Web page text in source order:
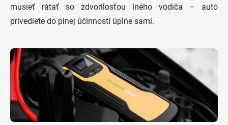
musieť rátať so zdvorilosťou iného vodiča – auto
privediete do plnej účinnosti úplne sami.